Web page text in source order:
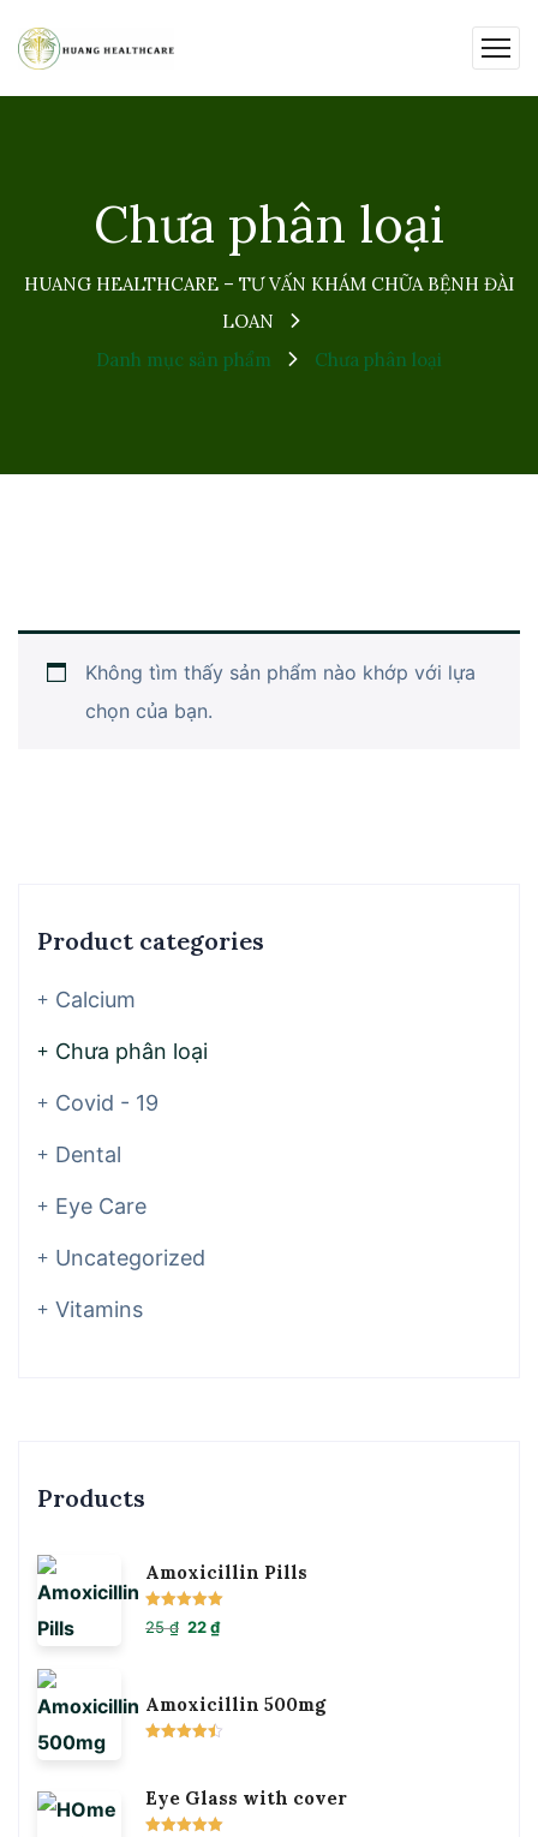
Chưa phân loại
HUANG HEALTHCARE – TƯ VẤN KHÁM CHỮA BỆNH ĐÀI
LOAN
Danh mục sản phẩm
Chưa phân loại
Không tìm thấy sản phẩm nào khớp với lựa
chọn của bạn.
Product categories
Calcium
Chưa phân loại
Covid - 19
Dental
Eye Care
Uncategorized
Vitamins
Products
Amoxicillin Pills
Được xếp
hạng 5.005
25₫ 22₫
Amoxicillin 500mg
Eye Glass with cover